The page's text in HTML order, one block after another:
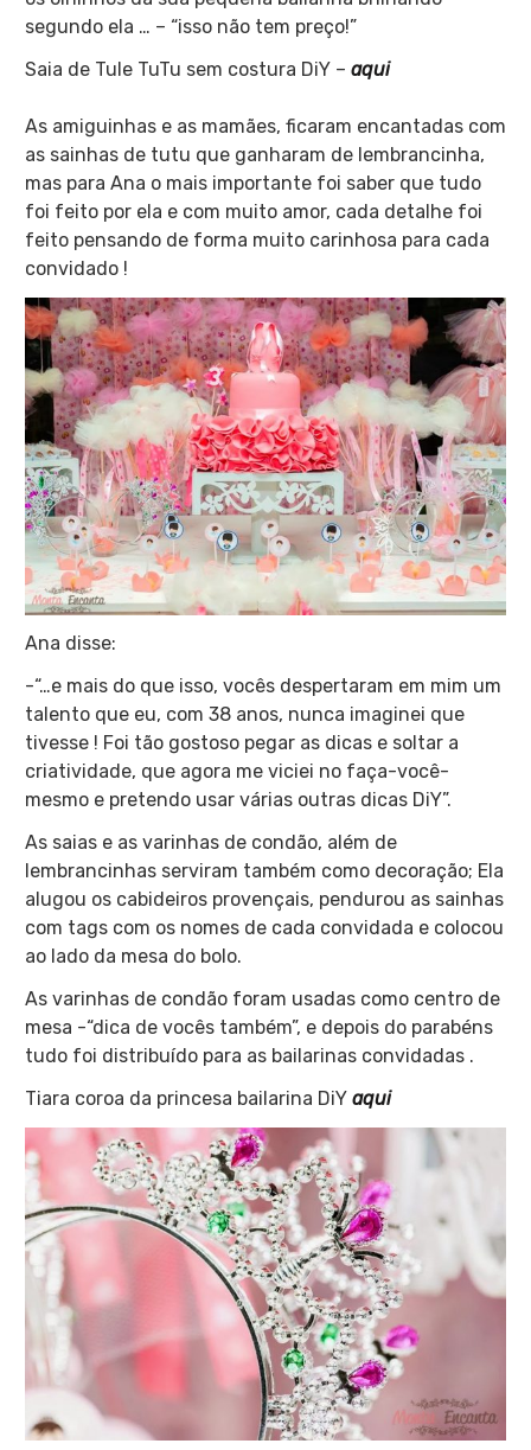
segundo ela … – “isso não tem preço!”
Saia de Tule TuTu sem costura DiY – aqui
As amiguinhas e as mamães, ficaram encantadas com
as sainhas de tutu que ganharam de lembrancinha,
mas para Ana o mais importante foi saber que tudo
foi feito por ela e com muito amor, cada detalhe foi
feito pensando de forma muito carinhosa para cada
convidado !
Ana disse:
-“…e mais do que isso, vocês despertaram em mim um
talento que eu, com 38 anos, nunca imaginei que
tivesse ! Foi tão gostoso pegar as dicas e soltar a
criatividade, que agora me viciei no faça-você-
mesmo e pretendo usar várias outras dicas DiY”.
As saias e as varinhas de condão, além de
lembrancinhas serviram também como decoração; Ela
alugou os cabideiros provençais, pendurou as sainhas
com tags com os nomes de cada convidada e colocou
ao lado da mesa do bolo.
As varinhas de condão foram usadas como centro de
mesa -“dica de vocês também”, e depois do parabéns
tudo foi distribuído para as bailarinas convidadas .
Tiara coroa da princesa bailarina DiY aqui